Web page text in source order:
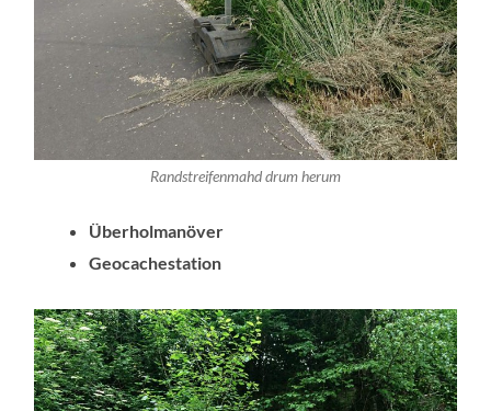
Randstreifenmahd drum herum
Überholmanöver
Geocachestation